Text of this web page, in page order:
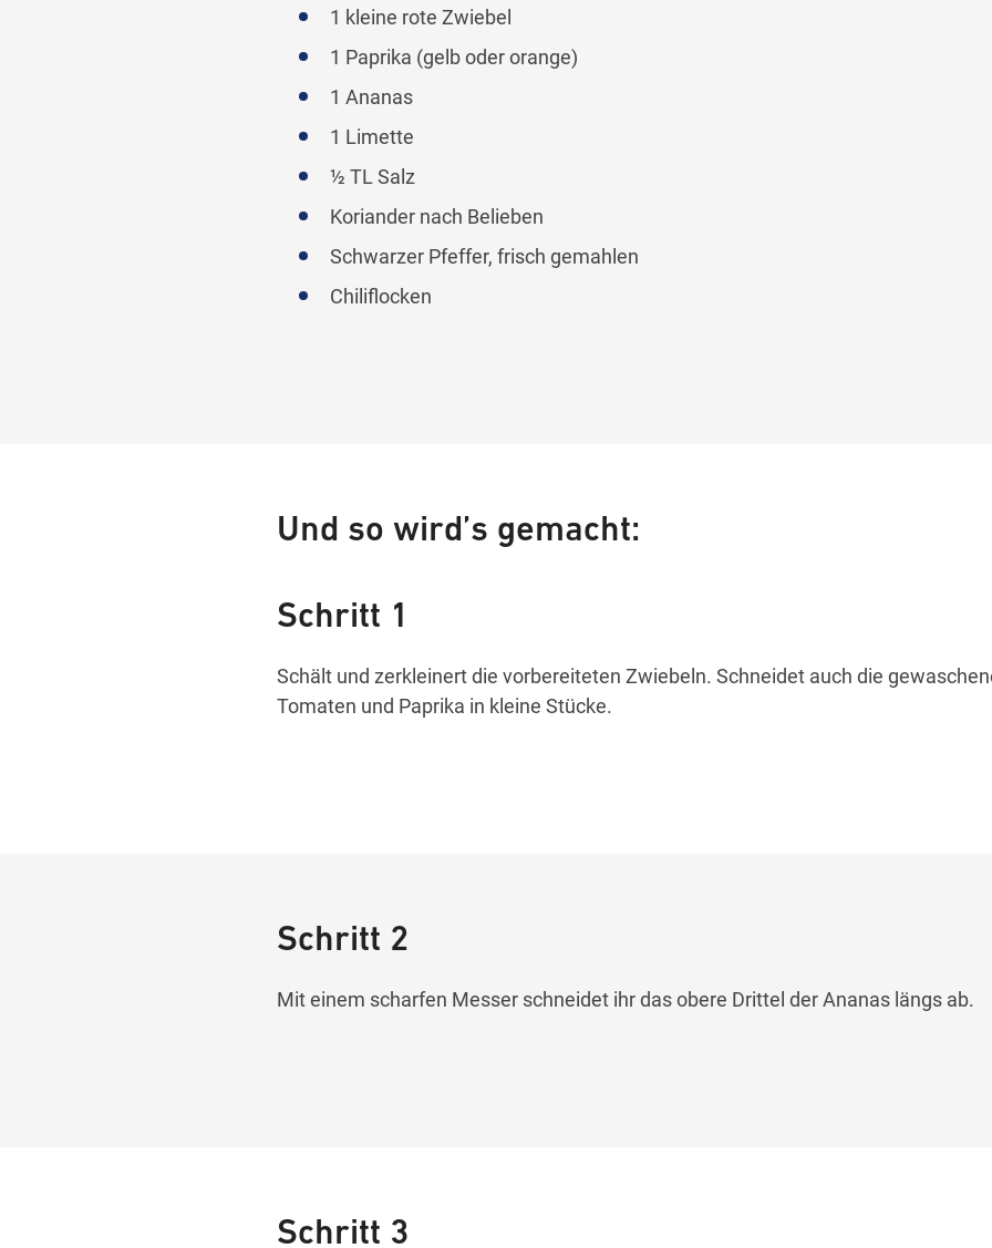
1 kleine rote Zwiebel
1 Paprika (gelb oder orange)
1 Ananas
1 Limette
½ TL Salz
Koriander nach Belieben
Schwarzer Pfeffer, frisch gemahlen
Chiliflocken
Und so wird’s gemacht:
Schritt 1
Schält und zerkleinert die vorbereiteten Zwiebeln. Schneidet auch die
Tomaten und Paprika in kleine Stücke.
Schritt 2
Mit einem scharfen Messer schneidet ihr das obere Drittel der Ananas längs ab.
Schritt 3